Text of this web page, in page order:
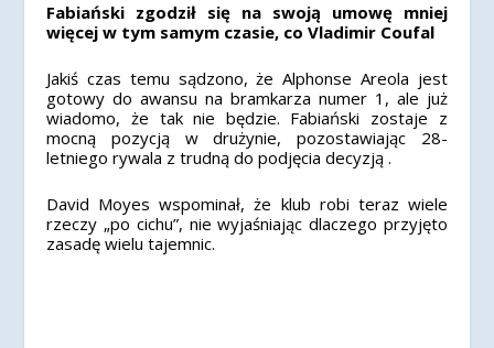
Fabiański zgodził się na swoją umowę mniej
więcej w tym samym czasie, co Vladimir Coufal
Jakiś czas temu sądzono, że Alphonse Areola jest
gotowy do awansu na bramkarza numer 1, ale już
wiadomo, że tak nie będzie. Fabiański zostaje z
mocną pozycją w drużynie, pozostawiając 28-
letniego rywala z trudną do podjęcia decyzją .
David Moyes wspominał, że ​​klub robi teraz wiele
rzeczy „po cichu”, nie wyjaśniając dlaczego przyjęto
zasadę wielu tajemnic.